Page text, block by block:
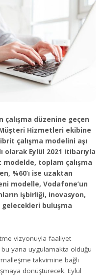
çalışma düzenine geçen
Hizmetleri ekibine
çalışma modelini aşı
Eylül 2021 itibarıyla
modelde, toplam çalışma
%60’ı ise uzaktan
modelle, Vodafone’un
işbirliği, inovasyon,
gelecekleri buluşma
vizyonuyla faaliyet
yana uygulamakta olduğu
takvimine bağlı
dönüştürecek. Eylül